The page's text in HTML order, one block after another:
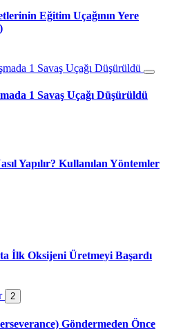
Eğitim Uçağının Yere
1 Savaş Uçağı Düşürüldü
Yapılır? Kullanılan Yöntemler
İlk Oksijeni Üretmeyi Başardı
2
Göndermeden Önce